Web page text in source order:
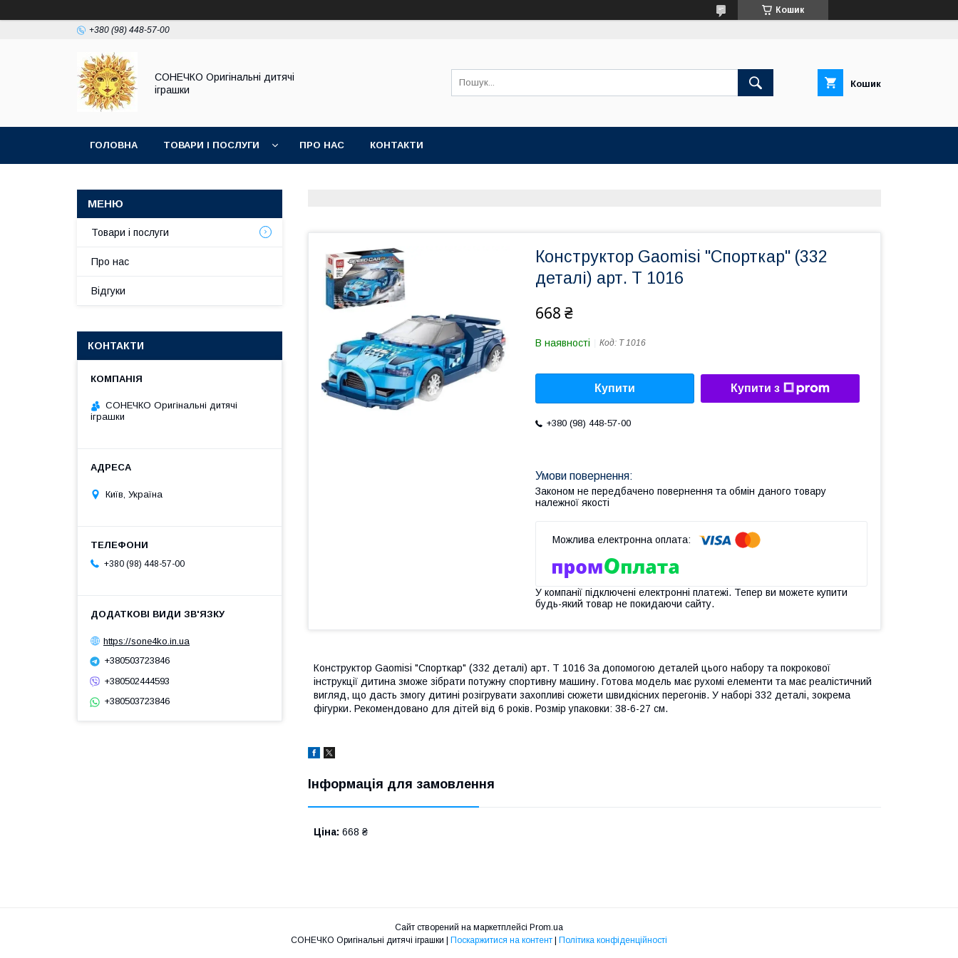
Кошик
+380 (98) 448-57-00
СОНЕЧКО Оригінальні дитячі
іграшки
Кошик
ГОЛОВНА ТОВАРИ І ПОСЛУГИ ПРО НАС КОНТАКТИ
Конструктор Gaomisi "Спорткар" (332
деталі) арт. Т 1016
668 ₴
В наявності Код: Т 1016
Купити Купити з
+380 (98) 448-57-00
Законом не передбачено повернення та обмін даного товару
належної якості
У компанії підключені електронні платежі. Тепер ви можете купити
будь-який товар не покидаючи сайту.
Конструктор Gaomisi "Спорткар" (332 деталі) арт. Т 1016 За допомогою деталей цього набору та покрокової
інструкції дитина зможе зібрати потужну спортивну машину. Готова модель має рухомі елементи та має реалістичний
вигляд, що дасть змогу дитині розігрувати захопливі сюжети швидкісних перегонів. У наборі 332 деталі, зокрема
фігурки. Рекомендовано для дітей від 6 років. Розмір упаковки: 38-6-27 см.
Інформація для замовлення
Ціна: 668 ₴
Товари і послуги
Про нас
Відгуки
КОНТАКТИ
СОНЕЧКО Оригінальні дитячі
іграшки
Київ, Україна
+380 (98) 448-57-00
https://sone4ko.in.ua
+380503723846
+380502444593
+380503723846
Сайт створений на маркетплейсі Prom.ua
Поскаржитися на контент Політика конфіденційності